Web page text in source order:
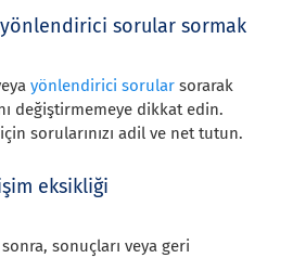
yönlendirici sorular sormak
yönlendirici sorular sorarak
değiştirmemeye dikkat edin.
sorularınızı adil ve net tutun.
eksikliği
sonuçları veya geri